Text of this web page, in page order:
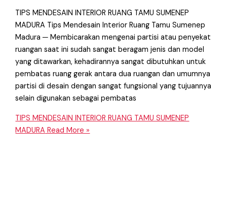
TIPS MENDESAIN INTERIOR RUANG TAMU SUMENEP
MADURA Tips Mendesain Interior Ruang Tamu Sumenep
Madura ─ Membicarakan mengenai partisi atau penyekat
ruangan saat ini sudah sangat beragam jenis dan model
yang ditawarkan, kehadirannya sangat dibutuhkan untuk
pembatas ruang gerak antara dua ruangan dan umumnya
partisi di desain dengan sangat fungsional yang tujuannya
selain digunakan sebagai pembatas
TIPS MENDESAIN INTERIOR RUANG TAMU SUMENEP
MADURA Read More »